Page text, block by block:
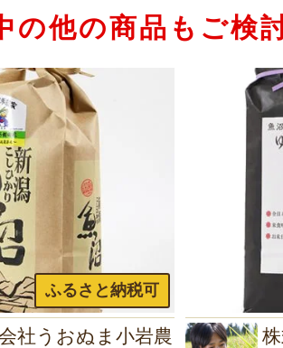
の他の商品もご検
ふるさと納税可
社うおぬま小岩農